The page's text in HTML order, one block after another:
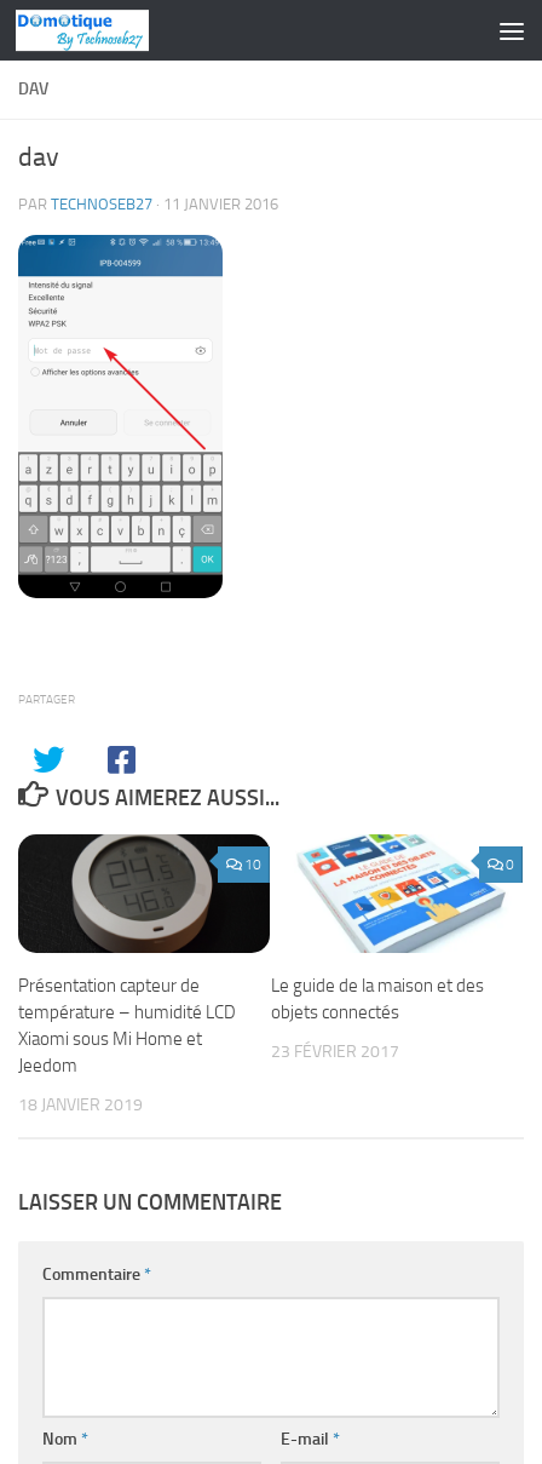
Skip to content
DAV
dav
PAR TECHNOSEB27 · 11 JANVIER 2016
PARTAGER
VOUS AIMEREZ AUSSI...
10
Présentation capteur de
température – humidité LCD
Xiaomi sous Mi Home et
Jeedom
18 JANVIER 2019
0
Le guide de la maison et des
objets connectés
23 FÉVRIER 2017
LAISSER UN COMMENTAIRE
Commentaire*
Nom * E-mail *